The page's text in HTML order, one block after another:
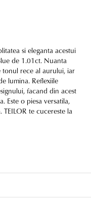
si eleganta acestui
de 1.01ct. Nuanta
tonul rece al aurului, iar
lumina. Reflexiile
facand din acest
Este o piesa versatila,
te cucereste la